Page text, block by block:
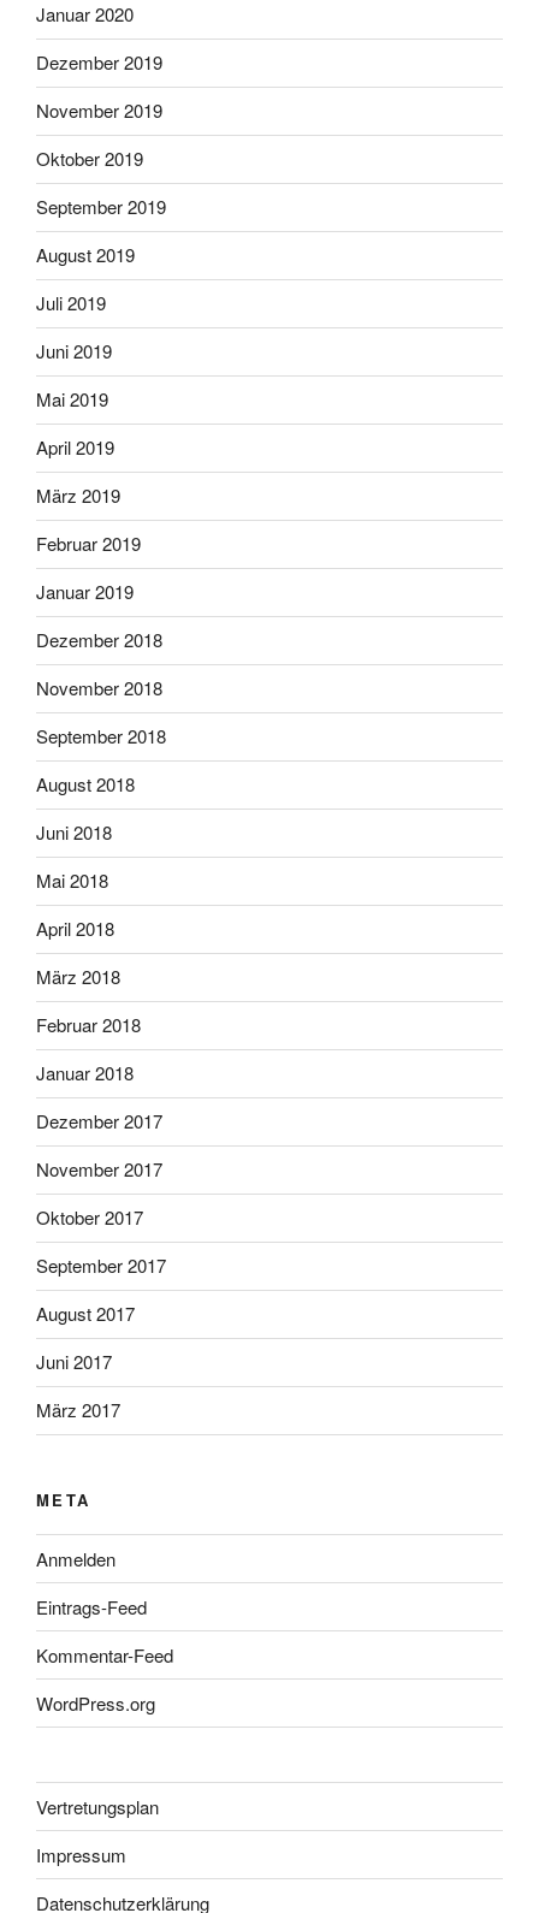
Januar 2020
Dezember 2019
November 2019
Oktober 2019
September 2019
August 2019
Juli 2019
Juni 2019
Mai 2019
April 2019
März 2019
Februar 2019
Januar 2019
Dezember 2018
November 2018
September 2018
August 2018
Juni 2018
Mai 2018
April 2018
März 2018
Februar 2018
Januar 2018
Dezember 2017
November 2017
Oktober 2017
September 2017
August 2017
Juni 2017
März 2017
META
Anmelden
Eintrags-Feed
Kommentar-Feed
WordPress.org
Vertretungsplan
Impressum
Datenschutzerklärung